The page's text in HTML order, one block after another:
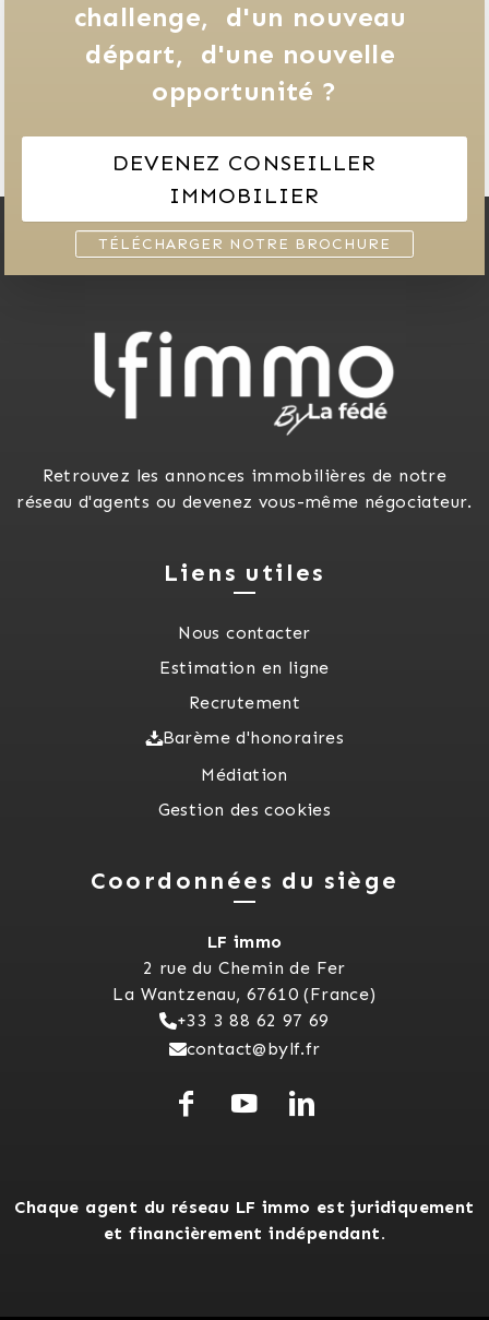
challenge,
d'un nouveau
départ,
d'une nouvelle
opportunité ?
DEVENEZ CONSEILLER
IMMOBILIER
TÉLÉCHARGER NOTRE BROCHURE
Retrouvez les annonces immobilières de notre
réseau d'agents ou devenez vous-même négociateur.
Liens utiles
Nous contacter
Estimation en ligne
Recrutement
Barème d'honoraires
Médiation
Gestion des cookies
Coordonnées du siège
LF immo
2 rue du Chemin de Fer
La Wantzenau, 67610 (France)
+33 3 88 62 97 69
contact@bylf.fr
Chaque agent du réseau LF immo est juridiquement
et financièrement indépendant.